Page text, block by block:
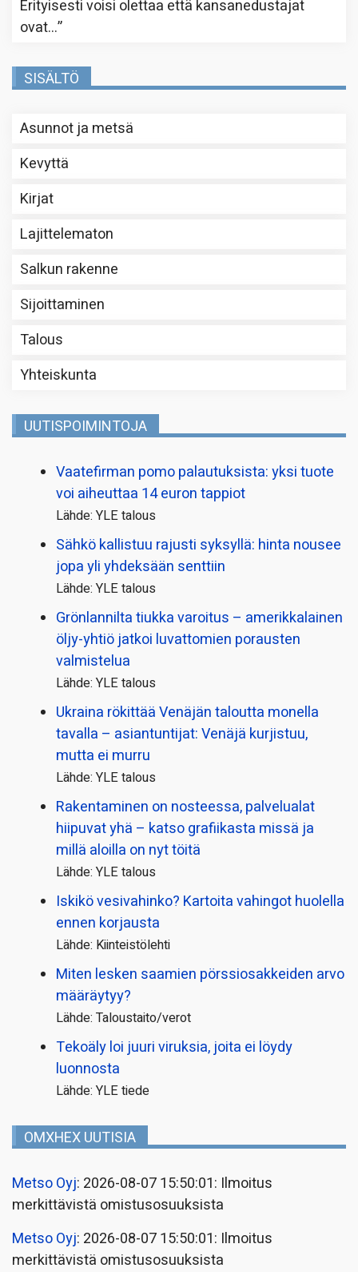
Erityisesti voisi olettaa että kansanedustajat
ovat…”
SISÄLTÖ
Asunnot ja metsä
Kevyttä
Kirjat
Lajittelematon
Salkun rakenne
Sijoittaminen
Talous
Yhteiskunta
UUTISPOIMINTOJA
Vaatefirman pomo palautuksista: yksi tuote
voi aiheuttaa 14 euron tappiot
Lähde: YLE talous
Sähkö kallistuu rajusti syksyllä: hinta nousee
jopa yli yhdeksään senttiin
Lähde: YLE talous
Grönlannilta tiukka varoitus – amerikkalainen
öljy-yhtiö jatkoi luvattomien porausten
valmistelua
Lähde: YLE talous
Ukraina rökittää Venäjän taloutta monella
tavalla – asiantuntijat: Venäjä kurjistuu,
mutta ei murru
Lähde: YLE talous
Rakentaminen on nosteessa, palvelualat
hiipuvat yhä – katso grafiikasta missä ja
millä aloilla on nyt töitä
Lähde: YLE talous
Iskikö vesivahinko? Kartoita vahingot huolella
ennen korjausta
Lähde: Kiinteistölehti
Miten lesken saamien pörssi­osakkeiden arvo
määräytyy?
Lähde: Taloustaito/verot
Tekoäly loi juuri viruksia, joita ei löydy
luonnosta
Lähde: YLE tiede
OMXHEX UUTISIA
Metso Oyj: 2026-08-07 15:50:01: Ilmoitus
merkittävistä omistusosuuksista
Metso Oyj: 2026-08-07 15:50:01: Ilmoitus
merkittävistä omistusosuuksista